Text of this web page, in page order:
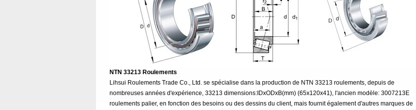
NTN 33213 Roulements
Lihsui Roulements Trade Co., Ltd. se spécialise dans la production de NTN 33213 roulements, depuis de
nombreuses années d'expérience, 33213 dimensions:IDxODxB(mm) (65x120x41), l'ancien modèle: 3007213E
roulements palier, en fonction des besoins ou des dessins du client, mais fournit également d'autres marques de